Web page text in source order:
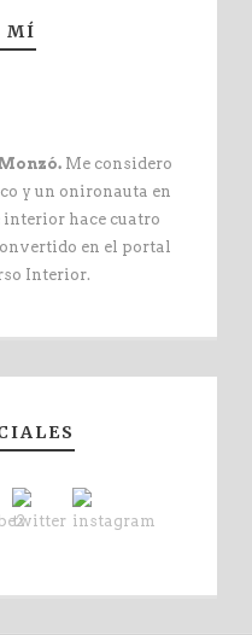
MÍ
Me considero
y un onironauta en
hace cuatro
en el portal
Interior.